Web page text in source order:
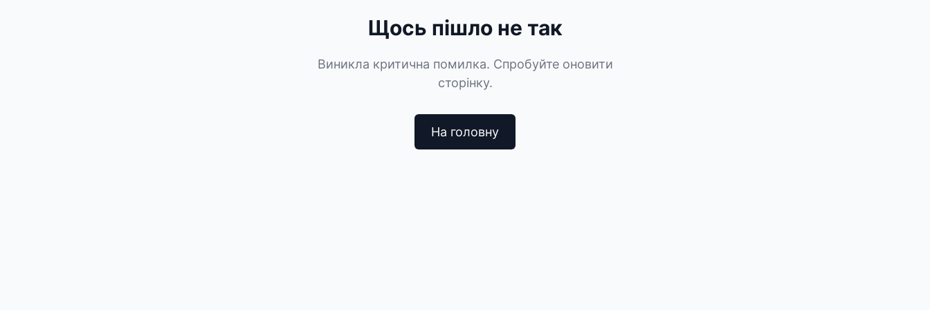
Щось пішло не так
Виникла критична помилка. Спробуйте оновити
сторінку.
На головну